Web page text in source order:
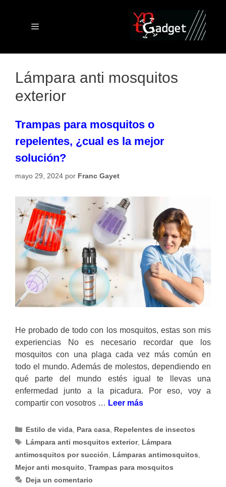
contenido
Menú
Lámpara anti mosquitos
exterior
Trampas para mosquitos o
repelentes, ¿cual es la mejor
solución?
mayo 29, 2024 por Franc Gayet
He probado de todo con los mosquitos, estas son mis
experiencias No es necesario recordar que los
mosquitos con una plaga cada vez más común en
todo el mundo. Además de molestos, dependiendo en
qué parte del mundo estés igual te llevas una
enfermedad junto a la picadura. Por eso, voy a
compartir con vosotros … Leer más
Categorías
Estilo de vida Para casa Repelentes de insectos
Etiquetas
Lámpara anti mosquitos exterior, Lámpara
antimosquitos por succión
Lámparas antimosquitos
Mejor anti mosquito Trampas para mosquitos
Deja un comentario